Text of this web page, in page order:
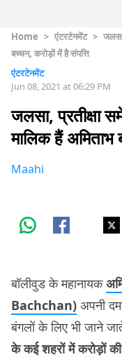
Home > एंटरटेनमेंट >
बच्चन, करोड़ों में है संपत्ति
एंटरटेनमेंट
Jun 08, 2021 at 06:29 PM
जलसा, प्रतीक्षा
मालिक हैं अमिताभ
Maahi
बॉलीवुड के महानायक
Bachchan) अपनी
बंगलों के लिए भी जाने
के कई शहरों में करोड़ों की